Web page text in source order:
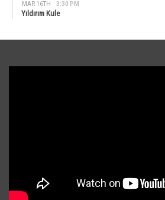
MAR 16TH 3:30 PM
Yıldırım Kule